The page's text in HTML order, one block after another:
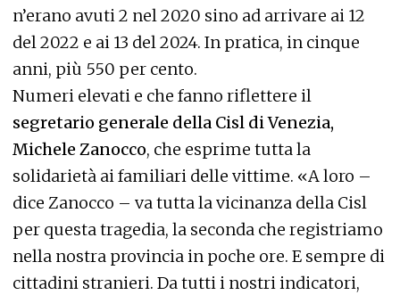
n’erano avuti 2 nel 2020 sino ad arrivare ai 12
del 2022 e ai 13 del 2024. In pratica, in cinque
anni, più 550 per cento.
Numeri elevati e che fanno riflettere il
segretario generale della Cisl di Venezia,
Michele Zanocco, che esprime tutta la
solidarietà ai familiari delle vittime. «A loro –
dice Zanocco – va tutta la vicinanza della Cisl
per questa tragedia, la seconda che registriamo
nella nostra provincia in poche ore. E sempre di
cittadini stranieri. Da tutti i nostri indicatori,